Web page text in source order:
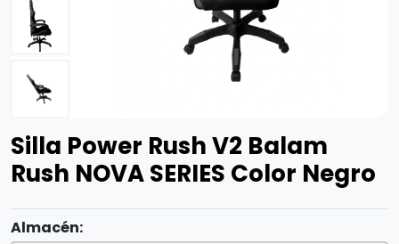
Silla Power Rush V2 Balam
Rush NOVA SERIES Color Negro
Almacén: